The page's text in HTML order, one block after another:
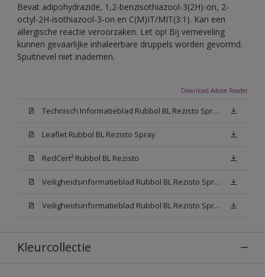
Bevat adipohydrazide, 1,2-benzisothiazool-3(2H)-on, 2-
octyl-2H-isothiazool-3-on en C(M)IT/MIT(3:1). Kan een
allergische reactie veroorzaken. Let op! Bij verneveling
kunnen gevaarlijke inhaleerbare druppels worden gevormd.
Spuitnevel niet inademen.
Download Adobe Reader
Technisch Informatieblad Rubbol BL Rezisto Spray (PDF)
Leaflet Rubbol BL Rezisto Spray
RedCert² Rubbol BL Rezisto
Veiligheidsinformatieblad Rubbol BL Rezisto Spray W05 (MSDS)
Veiligheidsinformatieblad Rubbol BL Rezisto Spray N00 (MSDS)
Kleurcollectie